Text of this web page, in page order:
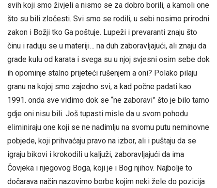
svih koji smo živjeli a nismo se za dobro borili, a kamoli one
što su bili zločesti. Svi smo se rodili, u sebi nosimo prirodni
zakon i Božji tko Ga poštuje. Lupeži i prevaranti znaju što
činu i raduju se u materiji… na duh zaboravljajući, ali znaju da
grade kulu od karata i svega su u njoj svjesni osim sebe dok
ih opominje stalno prijeteći rušenjem a oni? Polako pilaju
granu na kojoj smo zajedno svi, a kad počne padati kao
1991. onda sve vidimo dok se “ne zaboravi” što je bilo tamo
gdje oni nisu bili. Još tupasti misle da u svom pohodu
eliminiraju one koji se ne nadimlju na svomu putu neminovne
pobjede, koji prihvaćaju pravo na izbor, ali i puštaju da se
igraju bikovi i krokodili u kaljuži, zaboravljajući da ima
Čovjeka i njegovog Boga, koji je i Bog njihov. Najbolje to
dočarava način nazovimo borbe kojim neki žele do pozicija